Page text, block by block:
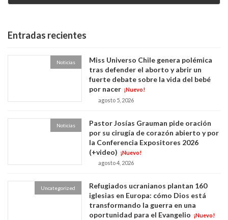
Entradas recientes
Noticias
Miss Universo Chile genera polémica
tras defender el aborto y abrir un
fuerte debate sobre la vida del bebé
por nacer ¡Nuevo!
agosto 5, 2026
Noticias
Pastor Josías Grauman pide oración
por su cirugía de corazón abierto y por
la Conferencia Expositores 2026
(+video) ¡Nuevo!
agosto 4, 2026
Uncategorized
Refugiados ucranianos plantan 160
iglesias en Europa: cómo Dios está
transformando la guerra en una
oportunidad para el Evangelio ¡Nuevo!